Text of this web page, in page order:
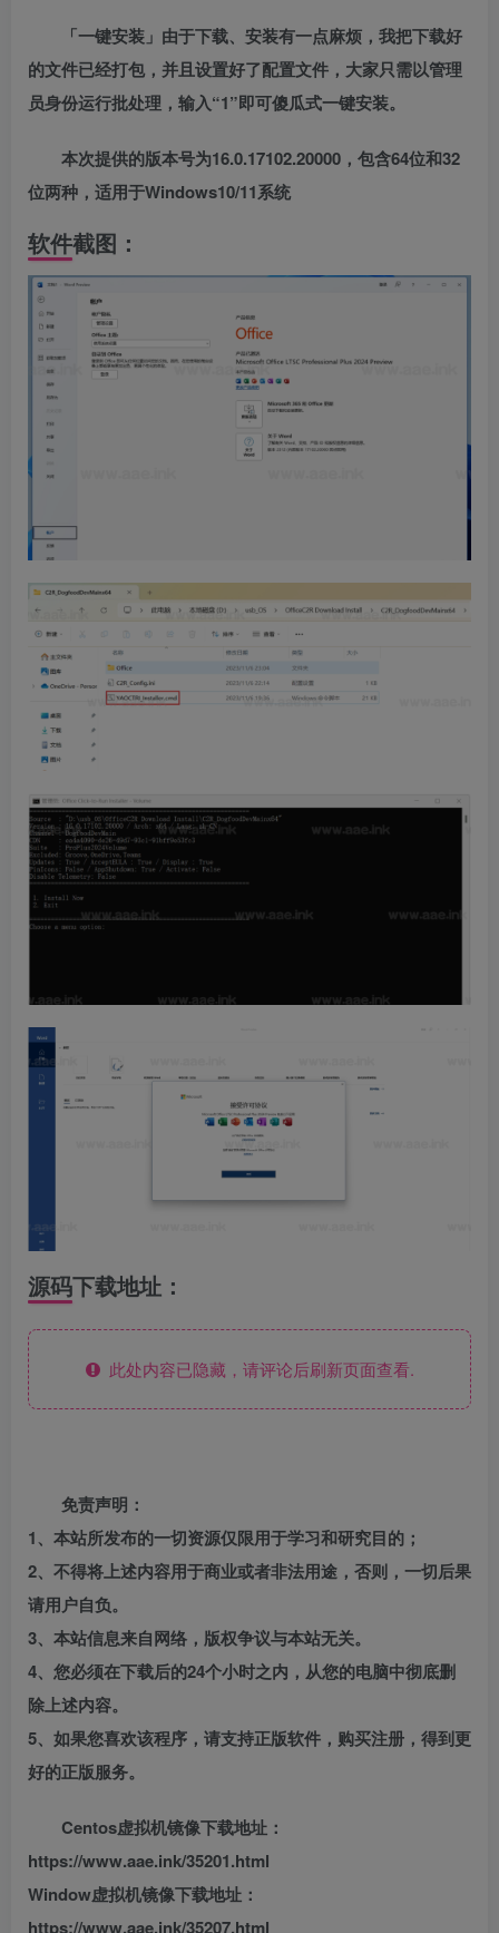
「一键安装」由于下载、安装有一点麻烦，我把下载好
的文件已经打包，并且设置好了配置文件，大家只需以管理
员身份运行批处理，输入“1”即可傻瓜式一键安装。
本次提供的版本号为16.0.17102.20000，包含64位和32
位两种，适用于Windows10/11系统
软件截图：
源码下载地址：
此处内容已隐藏，请评论后刷新页面查看.
免责声明：
1、本站所发布的一切资源仅限用于学习和研究目的；
2、不得将上述内容用于商业或者非法用途，否则，一切后果
请用户自负。
3、本站信息来自网络，版权争议与本站无关。
4、您必须在下载后的24个小时之内，从您的电脑中彻底删
除上述内容。
5、如果您喜欢该程序，请支持正版软件，购买注册，得到更
好的正版服务。
Centos虚拟机镜像下载地址：
https://www.aae.ink/35201.html
Window虚拟机镜像下载地址：
https://www.aae.ink/35207.html